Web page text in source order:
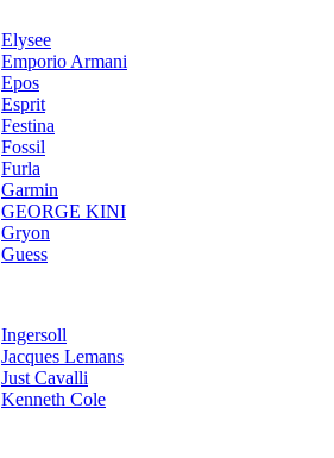
Elysee
Emporio Armani
Epos
Esprit
Festina
Fossil
Furla
Garmin
GEORGE KINI
Gryon
Guess
Ingersoll
Jacques Lemans
Just Cavalli
Kenneth Cole